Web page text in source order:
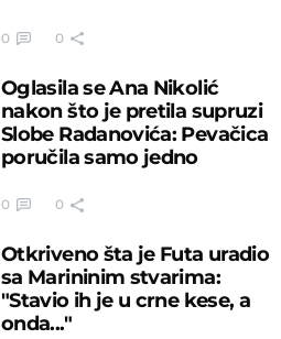
0 0
Oglasila se Ana Nikolić
nakon što je pretila supruzi
Slobe Radanovića: Pevačica
poručila samo jedno
0 0
Otkriveno šta je Futa uradio
sa Marininim stvarima:
"Stavio ih je u crne kese, a
onda..."